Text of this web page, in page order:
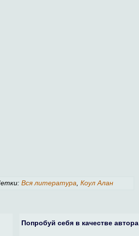
Вся литература Коул Алан
Попробуй себя в качестве автора